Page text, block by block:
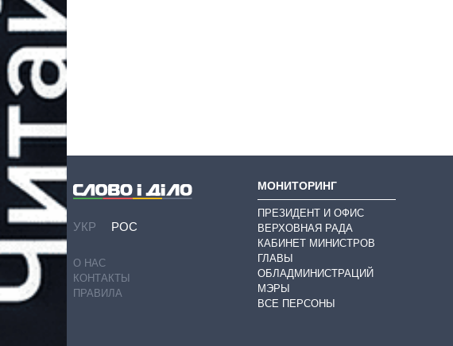
УКР РОС
О НАС
КОНТАКТЫ
ПРАВИЛА
МОНИТОРИНГ
ПРЕЗИДЕНТ И ОФИС
ВЕРХОВНАЯ РАДА
КАБИНЕТ МИНИСТРОВ
ГЛАВЫ
ОБЛАДМИНИСТРАЦИЙ
МЭРЫ
ВСЕ ПЕРСОНЫ